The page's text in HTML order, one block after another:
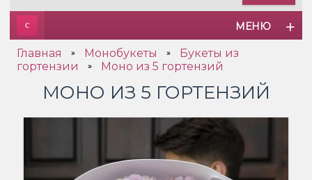
МЕНЮ
Главная » Монобукеты »
Букеты из
гортензии
» Моно из 5 гортензий
МОНО ИЗ 5 ГОРТЕНЗИЙ